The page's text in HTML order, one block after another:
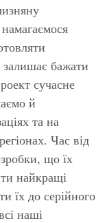
залишає бажати
сучасне
й
та на
Час від
що їх
найкращі
їх до серійного
наші